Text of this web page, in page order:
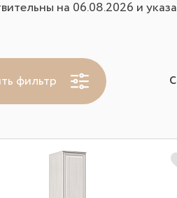
на 06.08.2026 и
фильтр